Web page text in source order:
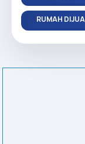
RUMAH